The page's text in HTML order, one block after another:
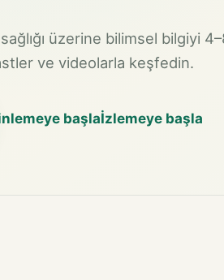
üzerine bilimsel bilgiyi
ve videolarla keşfedin.
başlaİzlemeye başla